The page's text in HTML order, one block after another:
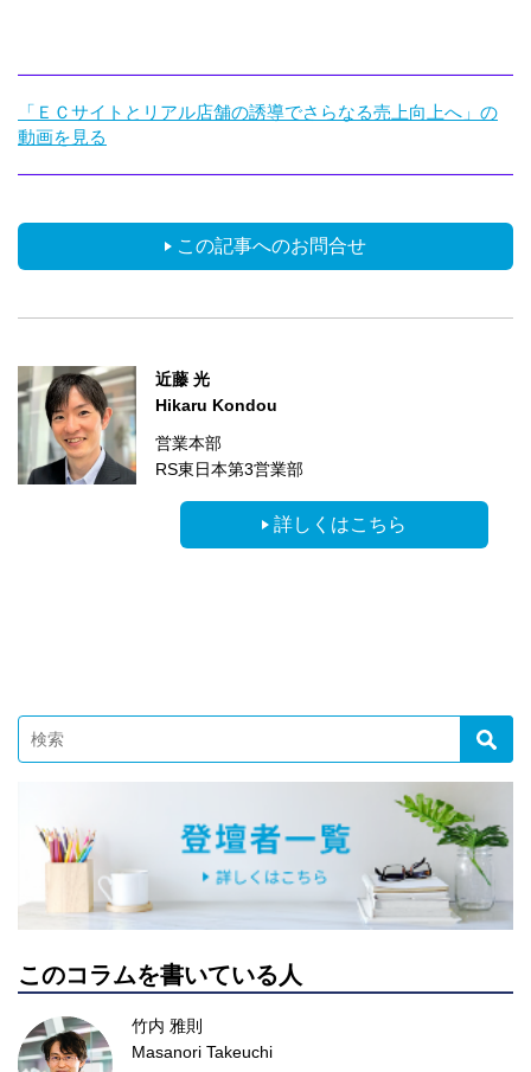
「ＥＣサイトとリアル店舗の誘導でさらなる売上向上へ」の
動画を見る
この記事へのお問合せ
近藤 光
Hikaru Kondou
営業本部
RS東日本第3営業部
詳しくはこちら
このコラムを書いている人
竹内 雅則
Masanori Takeuchi